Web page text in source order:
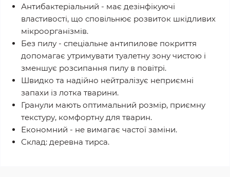
Антибактеріальний - має дезінфікуючі
властивості, що сповільнює розвиток шкідливих
мікроорганізмів.
Без пилу - спеціальне антипилове покриття
допомагає утримувати туалетну зону чистою і
зменшує розсипання пилу в повітрі.
Швидко та надійно нейтралізує неприємні
запахи із лотка тварини.
Гранули мають оптимальний розмір, приємну
текстуру, комфортну для тварин.
Економний - не вимагає частої заміни.
Склад: деревна тирса.